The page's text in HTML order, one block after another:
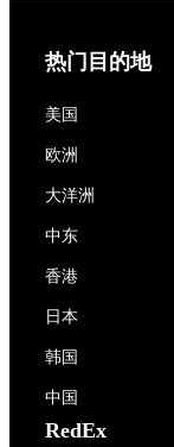
热门目的地
美国
欧洲
大洋洲
中东
香港
日本
韩国
中国
RedEx